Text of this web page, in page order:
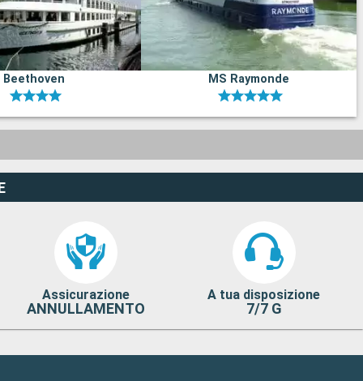
Beethoven MS Raymonde
Assicurazione
ANNULLAMENTO
A tua disposizione
7/7 G